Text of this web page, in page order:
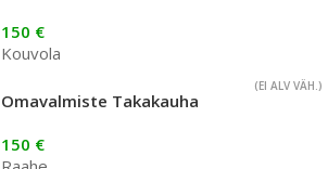
150 €
Kouvola
(EI ALV VÄH.)
Omavalmiste Takakauha
150 €